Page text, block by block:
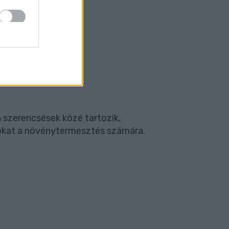
közé tartozik,
a növénytermesztés számára.